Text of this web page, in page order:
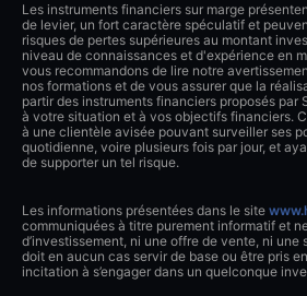
Les instruments financiers sur marge
de levier, un fort caractère spéculatif et
risques de pertes supérieures au montant
niveau de connaissances et d'expérience en
vous recommandons de lire notre
nos formations et de vous assurer que la
partir des instruments financiers proposés par
à votre situation et à vos objectifs financiers.
à une clientèle avisée pouvant surveiller ses
quotidienne, voire plusieurs fois par jour, et
de supporter un tel risque.
Les informations présentées dans le site
communiquées à titre purement informatif et
d’investissement, ni une offre de vente, ni une
doit en aucun cas servir de base ou être pris
incitation à s’engager dans un quelconque